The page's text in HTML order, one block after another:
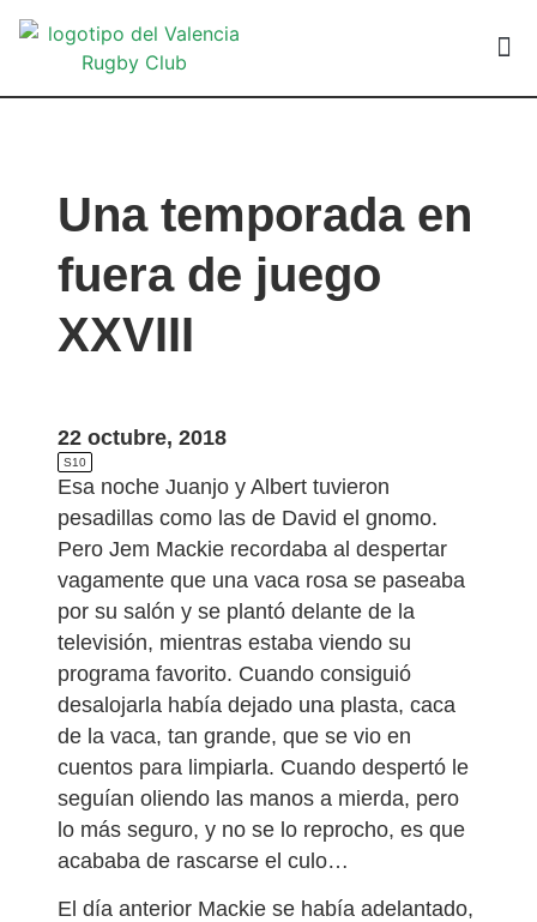
Una temporada en
fuera de juego
XXVIII
22 octubre, 2018
S10
Esa noche Juanjo y Albert tuvieron
pesadillas como las de David el gnomo.
Pero Jem Mackie recordaba al despertar
vagamente que una vaca rosa se paseaba
por su salón y se plantó delante de la
televisión, mientras estaba viendo su
programa favorito. Cuando consiguió
desalojarla había dejado una plasta, caca
de la vaca, tan grande, que se vio en
cuentos para limpiarla. Cuando despertó le
seguían oliendo las manos a mierda, pero
lo más seguro, y no se lo reprocho, es que
acababa de rascarse el culo…
El día anterior Mackie se había adelantado,